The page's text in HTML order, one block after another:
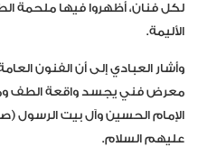
لكل فنان، أظهروا فيها ملحمة
الأليمة.
وأشار العبادي إلى أن الفنون
معرض فني يجسد واقعة الطف
الإمام الحسين وآل بيت الرسول
عليهم السلام.